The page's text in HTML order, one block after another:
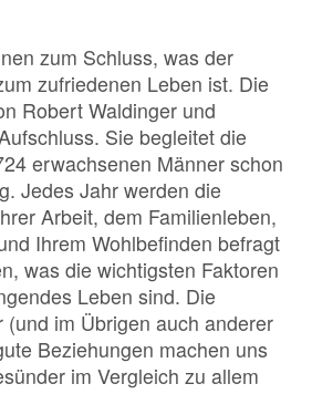
zum Schluss, was der
zufriedenen Leben ist. Die
Robert Waldinger und
Sie begleitet die
erwachsenen Männer schon
Jedes Jahr werden die
Arbeit, dem Familienleben,
Ihrem Wohlbefinden befragt
was die wichtigsten Faktoren
Leben sind. Die
(und im Übrigen auch anderer
Beziehungen machen uns
im Vergleich zu allem